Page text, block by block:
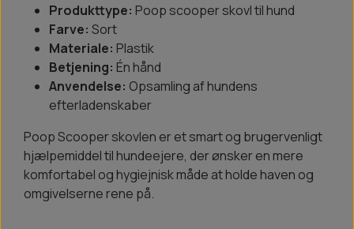
Produkttype: Poop scooper skovl til hund
Farve: Sort
Materiale: Plastik
Betjening: Én hånd
Anvendelse: Opsamling af hundens
efterladenskaber
Poop Scooper skovlen er et smart og brugervenligt
hjælpemiddel til hundeejere, der ønsker en mere
komfortabel og hygiejnisk måde at holde haven og
omgivelserne rene på.